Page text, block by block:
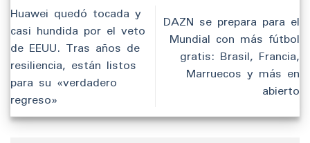
Huawei quedó tocada y
casi hundida por el veto
de EEUU. Tras años de
resiliencia, están listos
para su «verdadero
regreso»
DAZN se prepara para el
Mundial con más fútbol
gratis: Brasil, Francia,
Marruecos y más en
abierto